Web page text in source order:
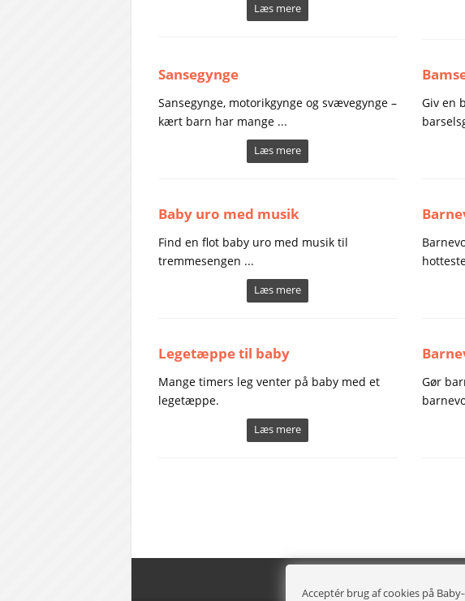
Læs mere
Sansegynge
Sansegynge, motorikgynge og svævegynge –
kært barn har mange ...
Læs mere
Giv en
Baby uro med musik
Find en flot baby uro med musik til
tremmesengen ...
Læs mere
Legetæppe til baby
Mange timers leg venter på baby med et
legetæppe.
Læs mere
Gør
Acceptér brug af cookies på